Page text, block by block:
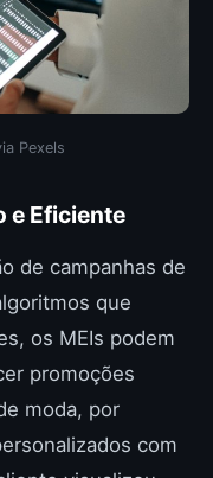
Pexels
e Eficiente
de campanhas de
que
os MEIs podem
promoções
moda, por
com